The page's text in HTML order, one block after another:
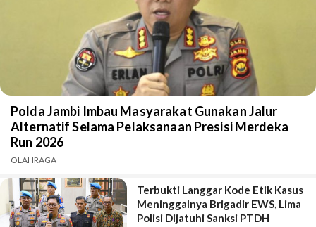
Polda Jambi Imbau Masyarakat Gunakan Jalur
Alternatif Selama Pelaksanaan Presisi Merdeka
Run 2026
OLAHRAGA
Terbukti Langgar Kode Etik Kasus
Meninggalnya Brigadir EWS, Lima
Polisi Dijatuhi Sanksi PTDH